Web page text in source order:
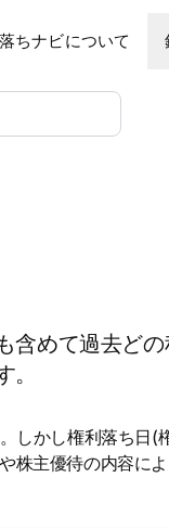
ちナビについて
含めて過去ど
かし権利落ち日(
株主優待の内容に